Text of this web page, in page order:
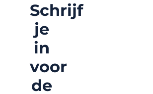
Schrijf
je
in
voor
de